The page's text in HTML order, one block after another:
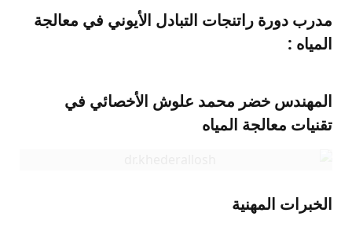
مدرب دورة راتنجات التبادل الأيوني في معالجة
المياه :
المهندس خضر محمد علوش الأخصائي في
تقنيات معالجة المياه
الخبرات المهنية